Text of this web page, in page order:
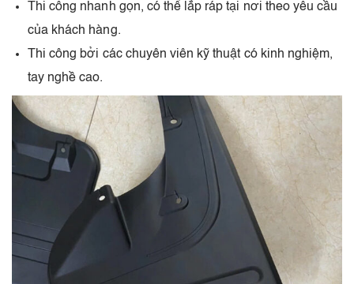
Thi công nhanh gọn, có thể lắp ráp tại nơi theo yêu cầu
của khách hàng.
Thi công bởi các chuyên viên kỹ thuật có kinh nghiệm,
tay nghề cao.